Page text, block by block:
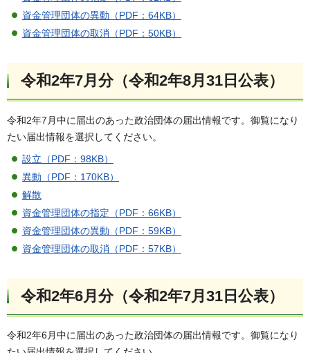
資金管理団体の異動（PDF：64KB）
資金管理団体の取消（PDF：50KB）
令和2年7月分（令和2年8月31日公表）
令和2年7月中に届出のあった政治団体の届出情報です。御覧になり
たい届出情報を選択してください。
設立（PDF：98KB）
異動（PDF：170KB）
解散
資金管理団体の指定（PDF：66KB）
資金管理団体の異動（PDF：59KB）
資金管理団体の取消（PDF：57KB）
令和2年6月分（令和2年7月31日公表）
令和2年6月中に届出のあった政治団体の届出情報です。御覧になり